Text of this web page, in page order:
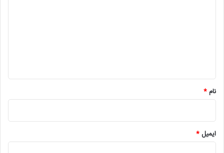
۱۳- نمایش «نمیشناسیم ای دوست» به نویسندگی محمدرضا سمیع و
کارگردانی ملیحه سلیمانی از شهر کرد – استان چهار محال و بختیاری
۱۴- نمایش « هیله» به نویسندگی محسن عظیمی و کارگردانی مسعود
* آثار مشروط
۱- نمایش «خون خفته» به نویسندگی علیرضا قاسمی و کارگردانی مهیار
نام*
ایمیل*